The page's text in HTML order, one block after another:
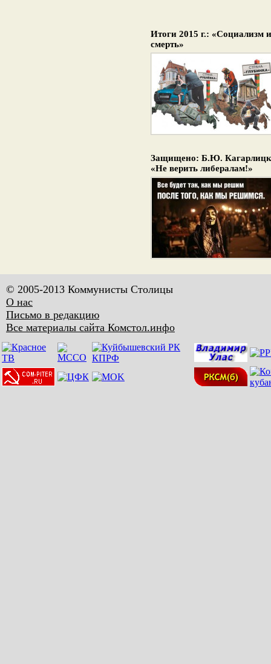
Итоги 2015 г.: «Социализм
смерть»
Защищено: Б.Ю.
«Не верить либералам!»
© 2005-2013 Коммунисты Столицы
О нас
Письмо в редакцию
Все материалы сайта Комстол.инфо